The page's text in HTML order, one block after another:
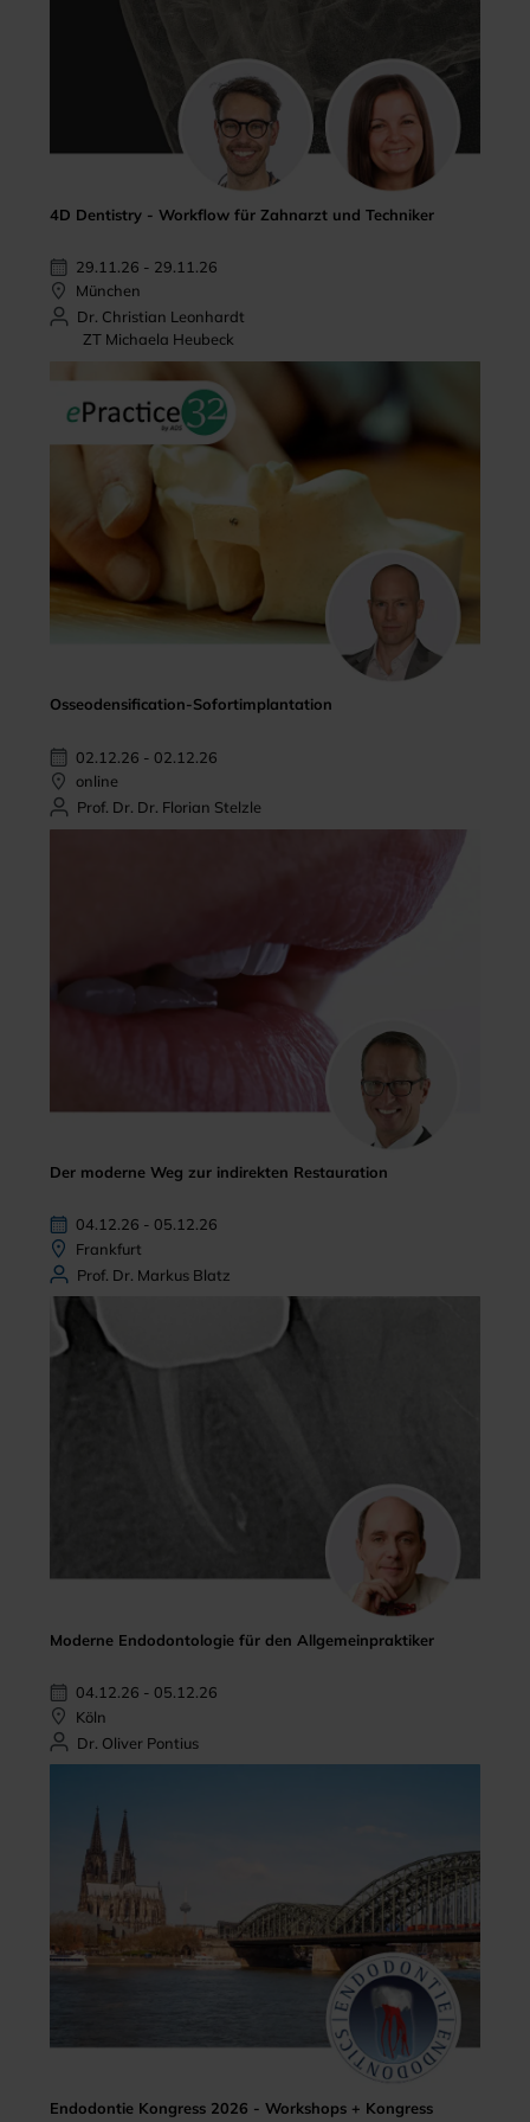
4D Dentistry - Workflow für Zahnarzt und Techniker
29.11.26 - 29.11.26
München
Dr. Christian Leonhardt
ZT Michaela Heubeck
Osseodensification-Sofortimplantation
02.12.26 - 02.12.26
online
Prof. Dr. Dr. Florian Stelzle
Der moderne Weg zur indirekten Restauration
04.12.26 - 05.12.26
Frankfurt
Prof. Dr. Markus Blatz
Moderne Endodontologie für den Allgemeinpraktiker
04.12.26 - 05.12.26
Köln
Dr. Oliver Pontius
Endodontie Kongress 2026 - Workshops + Kongress